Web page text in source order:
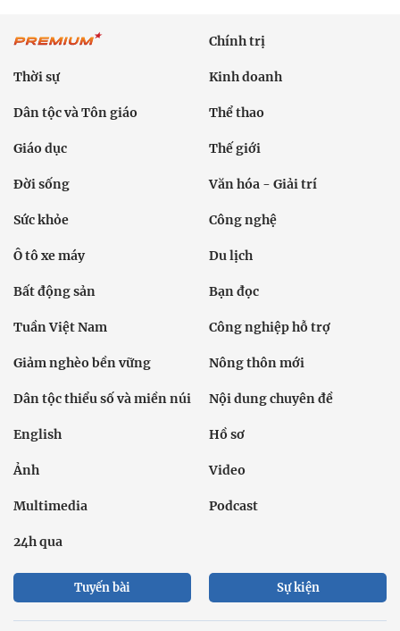
Chính trị
Thời sự Kinh doanh
Dân tộc và Tôn giáo Thể thao
Giáo dục Thế giới
Đời sống Văn hóa - Giải trí
Sức khỏe Công nghệ
Ô tô xe máy Du lịch
Bất động sản Bạn đọc
Tuần Việt Nam Công nghiệp hỗ trợ
Giảm nghèo bền vững Nông thôn mới
Dân tộc thiểu số và miền núi Nội dung chuyên đề
English Hồ sơ
Ảnh Video
Multimedia Podcast
24h qua
Tuyến bài Sự kiện